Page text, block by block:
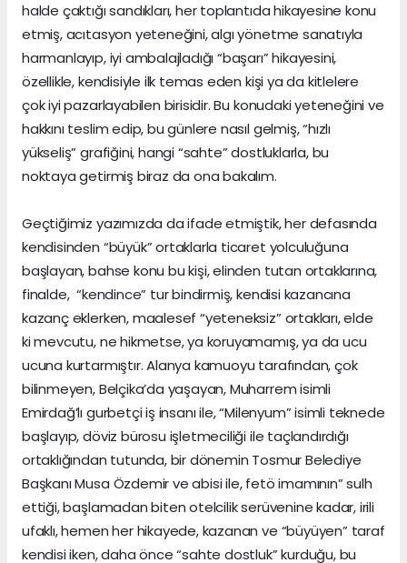
halde çaktığı sandıkları, her toplantıda hikayesine konu
etmiş, acıtasyon yeteneğini, algı yönetme sanatıyla
harmanlayıp, iyi ambalajladığı “başarı” hikayesini,
özellikle, kendisiyle ilk temas eden kişi ya da kitlelere
çok iyi pazarlayabilen birisidir. Bu konudaki yeteneğini ve
hakkını teslim edip, bu günlere nasıl gelmiş, “hızlı
yükseliş” grafiğini, hangi “sahte” dostluklarla, bu
noktaya getirmiş biraz da ona bakalım.
Geçtiğimiz yazımızda da ifade etmiştik, her defasında
kendisinden “büyük” ortaklarla ticaret yolculuğuna
başlayan, bahse konu bu kişi, elinden tutan ortaklarına,
finalde, “kendince” tur bindirmiş, kendisi kazancına
kazanç eklerken, maalesef “yeteneksiz” ortakları, elde
ki mevcutu, ne hikmetse, ya koruyamamış, ya da ucu
ucuna kurtarmıştır. Alanya kamuoyu tarafından, çok
bilinmeyen, Belçika’da yaşayan, Muharrem isimli
Emirdağ’lı gurbetçi iş insanı ile, “Milenyum” isimli teknede
başlayıp, döviz bürosu işletmeciliği ile taçlandırdığı
ortaklığından tutunda, bir dönemin Tosmur Belediye
Başkanı Musa Özdemir ve abisi ile, fetö imamının” sulh
ettiği, başlamadan biten otelcilik serüvenine kadar, irili
ufaklı, hemen her hikayede, kazanan ve “büyüyen” taraf
kendisi iken, daha önce “sahte dostluk” kurduğu, bu